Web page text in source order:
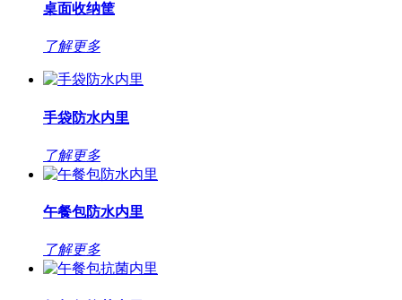
桌面收纳筐
了解更多
手袋防水内里
了解更多
午餐包防水内里
了解更多